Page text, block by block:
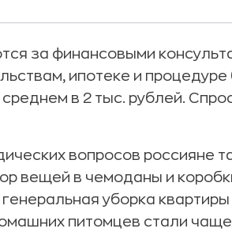
за финансовыми
ипотеке и
среднем в 2 тыс. рублей.
вопросов россияне
вещей в чемоданы и
уборка
питомцев стали